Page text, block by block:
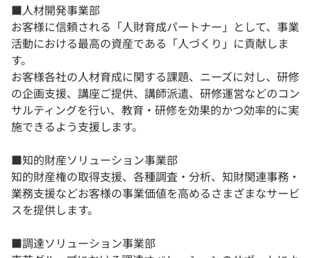
■人材開発事業部
お客様に信頼される「人財育成パートナー」として、事業
活動における最高の資産である「人づくり」に貢献しま
す。
お客様各社の人材育成に関する課題、ニーズに対し、研修
の企画支援、講座ご提供、講師派遣、研修運営などのコン
サルティングを行い、教育・研修を効果的かつ効率的に実
施できるよう支援します。
■知的財産ソリューション事業部
知的財産権の取得支援、各種調査・分析、知財関連事務・
業務支援などお客様の事業価値を高めるさまざまなサービ
スを提供します。
■調達ソリューション事業部